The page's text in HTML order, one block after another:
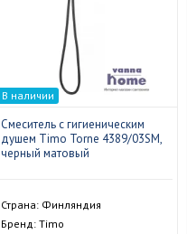
В наличии
Смеситель с гигиеническим
душем Timo Torne 4389/03SM,
черный матовый
Страна: Финляндия
Бренд: Timo